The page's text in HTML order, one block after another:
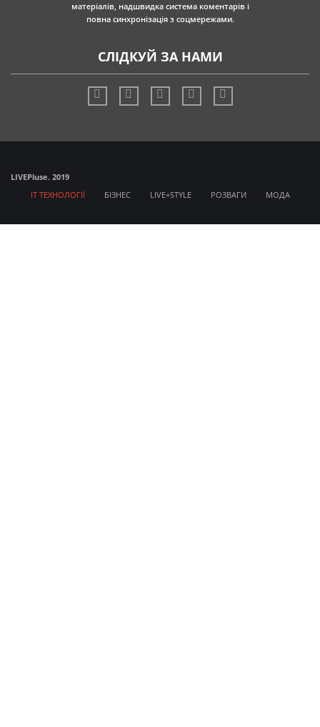
матеріалів, надшвидка система коментарів і
повна синхронізація з соцмережами.
СЛІДКУЙ ЗА НАМИ
LIVEPluse. 2019
IT ТЕХНОЛОГІЇ
БІЗНЕС LIVE+STYLE РОЗВАГИ МОДА